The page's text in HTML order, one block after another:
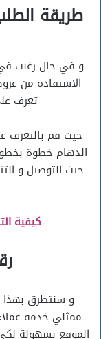
طريقة
و في حال رغبت
تعرف
حيث قم بالتعرف
الدهام خطوة
حيث التوصيل و
كيفية
و سنتطرق بهذا
ممثلي خدمة
الموقع بسهولة